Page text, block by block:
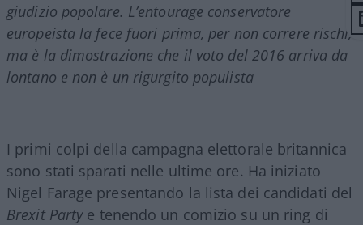
giudizio popolare. L’entourage conservatore
europeista la fece fuori prima, per non correre rischi,
ma è la dimostrazione che il voto del 2016 arriva da
lontano e non è un rigurgito populista
I primi colpi della campagna elettorale britannica
sono stati sparati nelle ultime ore. Ha iniziato
Nigel Farage presentando la lista dei candidati del
Brexit Partye tenendo un comizio su un ring di